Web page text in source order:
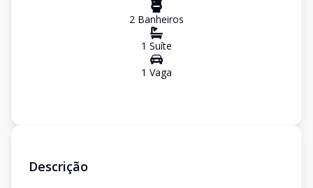
2 Banheiros
1 Suíte
1 Vaga
Descrição